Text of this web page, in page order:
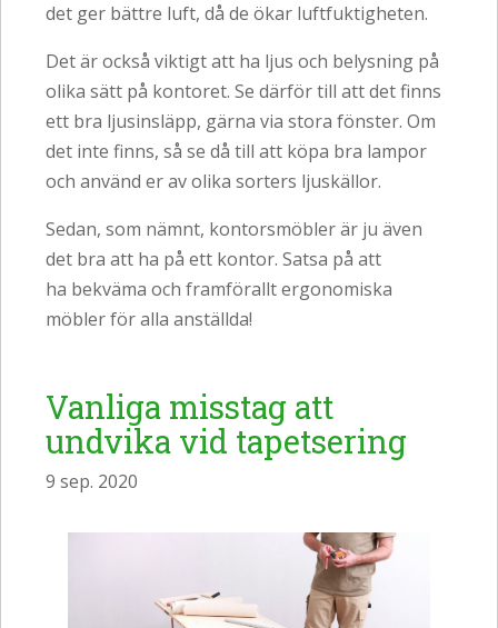
det ger bättre luft, då de ökar luftfuktigheten.
Det är också viktigt att ha ljus och belysning på
olika sätt på kontoret. Se därför till att det finns
ett bra ljusinsläpp, gärna via stora fönster. Om
det inte finns, så se då till att köpa bra lampor
och använd er av olika sorters ljuskällor.
Sedan, som nämnt, kontorsmöbler är ju även
det bra att ha på ett kontor. Satsa på att
ha bekväma och framförallt ergonomiska
möbler för alla anställda!
Vanliga misstag att
undvika vid tapetsering
9 sep. 2020